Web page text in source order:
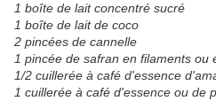
1 boîte de lait concentré sucré
1 boîte de lait de coco
2 pincées de cannelle
1 pincée de safran en filaments ou
1/2 cuillerée à café d'essence
1 cuillerée à café d'essence ou de